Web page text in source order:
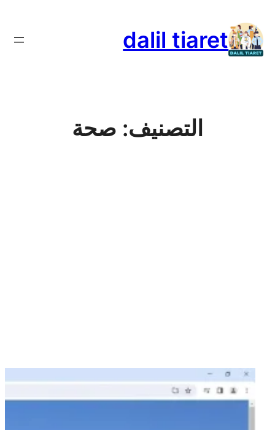
إلى
المحتوى
dalil tiaret
التصنيف: صحة